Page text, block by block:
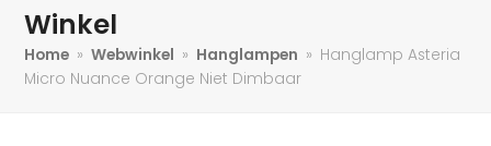
Winkel
Home » Webwinkel » Hanglampen » Hanglamp Asteria
Micro Nuance Orange Niet Dimbaar